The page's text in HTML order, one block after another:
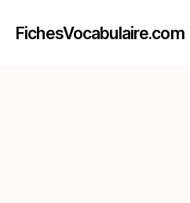
FichesVocabulaire.com